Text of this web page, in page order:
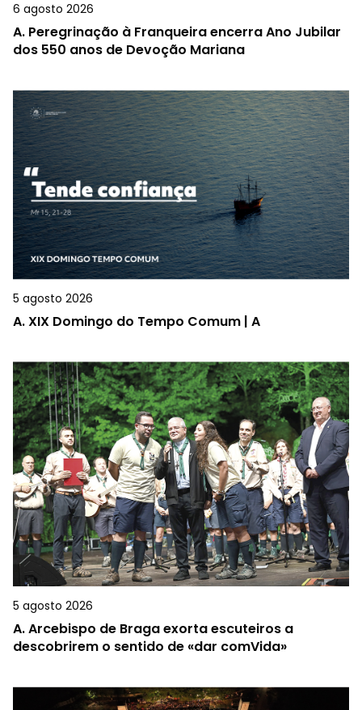
6 agosto 2026
A. Peregrinação à Franqueira encerra Ano Jubilar
dos 550 anos de Devoção Mariana
5 agosto 2026
A.XIX Domingo do Tempo Comum | A
5 agosto 2026
A.Arcebispo de Braga exorta escuteiros a
descobrirem o sentido de «dar comVida»